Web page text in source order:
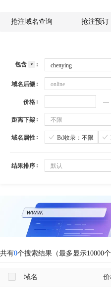
抢注域名查询 抢注预订
包含
域名后缀 online
价格
距离下架 不限
域名属性 Bd收录：不限
结果排序 默认
共有0个搜索结果（最多显示10000个
域名